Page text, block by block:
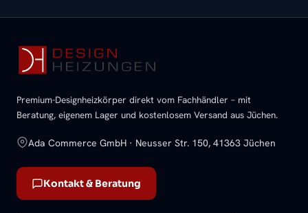
Premium-Designheizkörper direkt vom Fachhändler – mit
Beratung, eigenem Lager und kostenlosem Versand aus Jüchen.
Ada Commerce GmbH · Neusser Str. 150, 41363 Jüchen
Kontakt & Beratung